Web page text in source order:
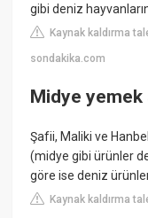
gibi deniz
Kaynak kaldırma
sondakika.com
Midye
Şafii, Maliki ve
(midye gibi ürünler
göre ise deniz
Kaynak kaldırma